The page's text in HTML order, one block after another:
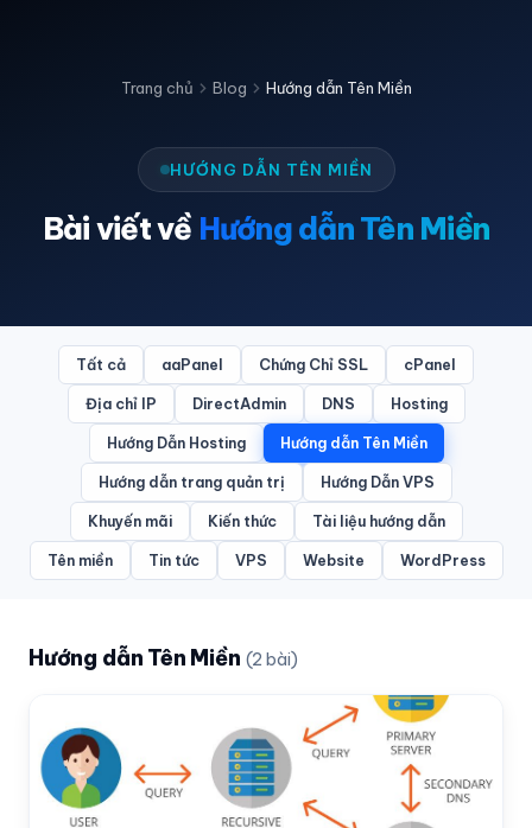
Trang chủ Blog Hướng dẫn Tên Miền
HƯỚNG DẪN TÊN MIỀN
Bài viết về Hướng dẫn Tên Miền
Tất cả aaPanel Chứng Chỉ SSL cPanel
Địa chỉ IP DirectAdmin DNS Hosting
Hướng Dẫn Hosting Hướng dẫn Tên Miền
Hướng dẫn trang quản trị Hướng Dẫn VPS
Khuyến mãi Kiến thức Tài liệu hướng dẫn
Tên miền Tin tức VPS Website WordPress
Hướng dẫn Tên Miền (2 bài)